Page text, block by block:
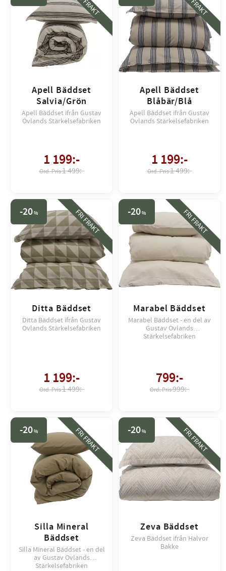
Apell Bäddset
Salvia/Grön
Apell Bäddset ifrån Gustav
Ovlands Stärkelsefabriken
1 199:-
1 499:-
Apell Bäddset
Blåbär/Blå
Apell Bäddset ifrån Gustav
Ovlands Stärkelsefabriken
1 199:-
1 499:-
Ditta Bäddset
Ditta Bäddset ifrån Gustav
Ovlands Stärkelsefabriken
1 199:-
1 499:-
20% FRI FRAKT
Marabel Bäddset
Marabel Bäddset - en del av
Gustav Ovlands
Stärkelsefabriken
799:-
999:-
20% FRI FRAKT
Silla Mineral
Bäddset
Silla Mineral Bäddset - en del
av Gustav Ovlands
Stärkelsefabriken
20% FRI FRAKT
Zeva Bäddset
Zeva Bäddset ifrån Halvor
Bakke
20% FRI FRAKT